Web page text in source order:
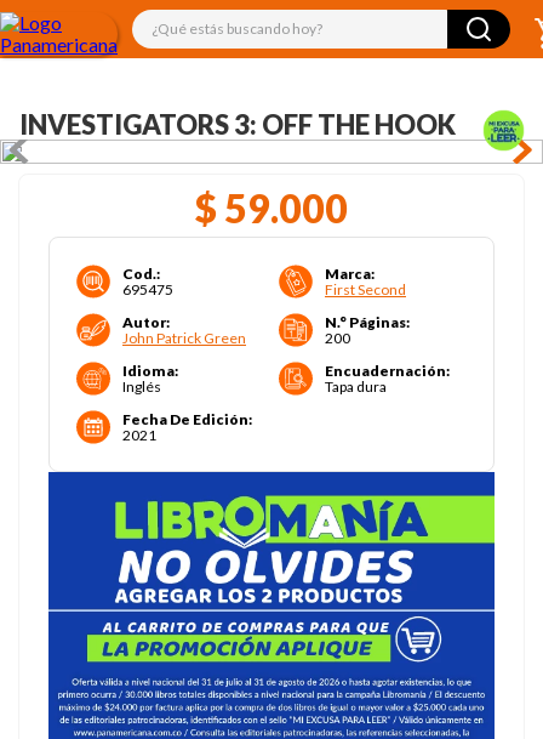
¿Qué estás buscando hoy?
INVESTIGATORS 3: OFF THE HOOK
$ 59.000
Cod.:
695475
Marca:
First Second
Autor:
John Patrick Green
N.° Páginas:
200
Idioma:
Inglés
Encuadernación:
Tapa dura
Fecha De Edición:
2021